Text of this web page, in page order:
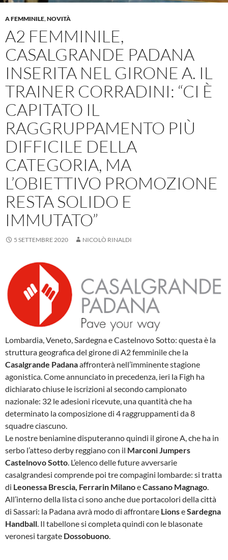
A FEMMINILE,NOVITÀ
A2 FEMMINILE,
CASALGRANDE PADANA
INSERITA NEL GIRONE A. IL
TRAINER CORRADINI: “CI È
CAPITATO IL
RAGGRUPPAMENTO PIÙ
DIFFICILE DELLA
CATEGORIA, MA
L’OBIETTIVO PROMOZIONE
RESTA SOLIDO E
IMMUTATO”
5 SETTEMBRE 2020 NICOLÒ RINALDI
Lombardia, Veneto, Sardegna e Castelnovo Sotto: questa è la
struttura geografica del girone di A2 femminile che la
Casalgrande Padanaaffronterà nell’imminente stagione
agonistica. Come annunciato in precedenza, ieri la Figh ha
dichiarato chiuse le iscrizioni al secondo campionato
nazionale: 32 le adesioni ricevute, una quantità che ha
determinato la composizione di 4 raggruppamenti da 8
squadre ciascuno.
Le nostre beniamine disputeranno quindi il girone A, che ha in
serbo l’atteso derby reggiano con il Marconi Jumpers
Castelnovo Sotto . L’elenco delle future avversarie
casalgrandesi comprende poi tre compagini lombarde: si tratta
di Leonessa Brescia, Ferrarin MilanoeCassano Magnago
All’interno della lista ci sono anche due portacolori della città
di Sassari: la Padana avrà modo di affrontare LionseSardegna
Handball . Il tabellone si completa quindi con le blasonate
veronesi targate Dossobuono